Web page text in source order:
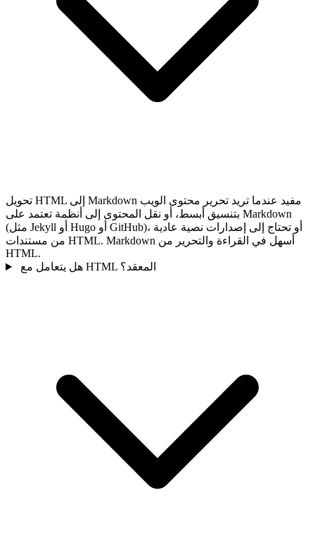
تحويل HTML إلى Markdown مفيد عندما تريد تحرير محتوى الويب
بتنسيق أبسط، أو نقل المحتوى إلى أنظمة تعتمد على Markdown
(مثل Jekyll أو Hugo أو GitHub)، أو تحتاج إلى إصدارات نصية عادية
من مستندات HTML. Markdown أسهل في القراءة والتحرير من
HTML.
هل يتعامل مع HTML المعقد؟